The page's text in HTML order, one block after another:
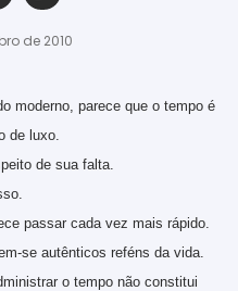
de 2010
moderno, parece que o tempo é
de luxo.
de sua falta.
passar cada vez mais rápido.
se autênticos reféns da vida.
o tempo não constitui